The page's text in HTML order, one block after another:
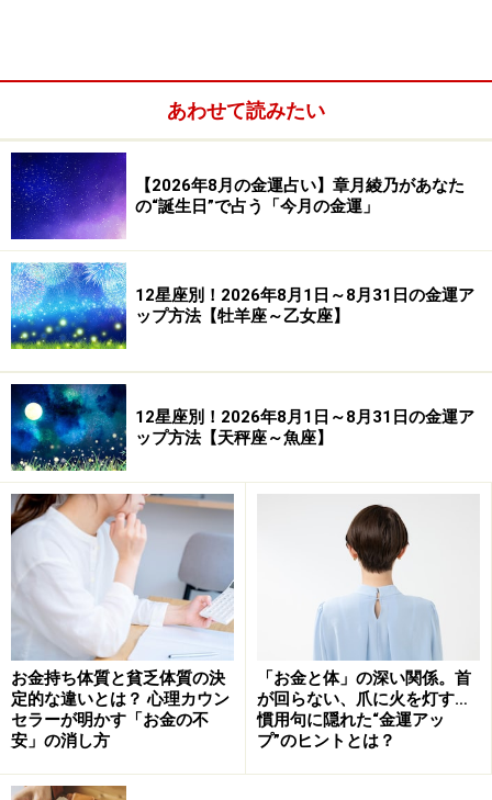
私は土の下のものというと、生姜をよく使い
ます。たとえば生姜と砂糖、レモン汁などでシロップを
作っておけば、手軽にジンジャーエールを飲むことがで
きます。生姜汁を砂糖などで甘くしたゼリーも便利です
よ。フルーツやヨーグルトにかけるなどして、簡単に食
べられます。
――食べ物以外で日常できる開運術はありませんか？
織路さん2015年の干支は乙未（きのと・ひつじ）で
す。未は夏の土＝砂漠を示し、水の気が不足しがちにな
ります。ですから、水分をできるだけとって、お風呂や
あわせて読みたい
【2026年8月の金運占い】章月綾乃があなた
の“誕生日”で占う「今月の金運」
12星座別！2026年8月1日～8月31日の金運ア
ップ方法【牡羊座～乙女座】
12星座別！2026年8月1日～8月31日の金運ア
ップ方法【天秤座～魚座】
お金持ち体質と貧乏体質の決
定的な違いとは？ 心理カウン
セラーが明かす「お金の不
安」の消し方
「お金と体」の深い関係。首
が回らない、爪に火を灯す…
慣用句に隠れた“金運アッ
プ”のヒントとは？